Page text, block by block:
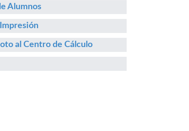
Alumnos
al Centro de Cálculo